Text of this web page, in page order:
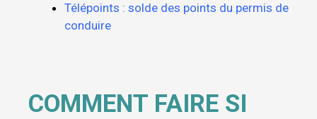
Télépoints : solde des points du permis de
conduire
COMMENT FAIRE SI